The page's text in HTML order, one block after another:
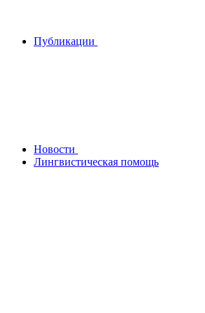
Публикации
Новости
Лингвистическая помощь